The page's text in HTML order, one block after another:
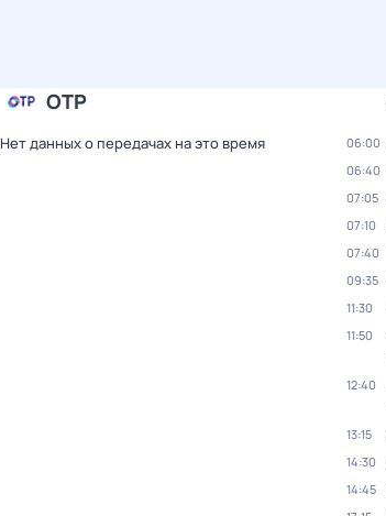
ОТР
Нет данных о передачах на это время 06:00
06:40
07:05
07:10
07:40
09:35
11:30
11:50
12:40
13:15
14:30
14:45